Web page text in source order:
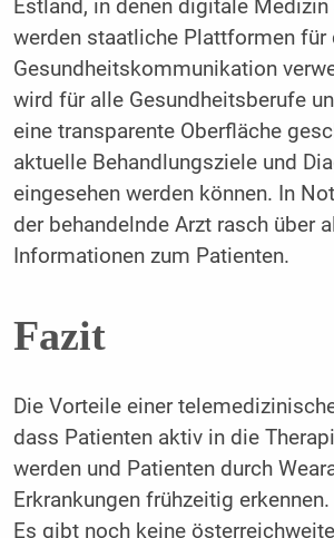
Estland, in denen digitale Medizin
werden staatliche Plattformen für
Gesundheitskommunikation
wird für alle Gesundheitsberufe
eine transparente Oberfläche
aktuelle Behandlungsziele und
eingesehen werden können. In
der behandelnde Arzt rasch über
Informationen zum Patienten.
Fazit
Die Vorteile einer
dass Patienten aktiv in die
werden und Patienten durch
Erkrankungen frühzeitig erkennen.
Es gibt noch keine